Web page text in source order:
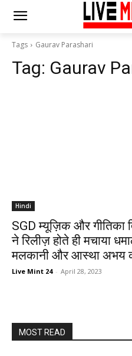
Tags Gaurav Parashari
Tag: Gaurav
Hindi
SGD म्यूज़िक और गीतिका
ने रिलीज़ होते ही मचाया
मलकानी और आस्था अभय
Live Mint 24 - April 28, 2023
MOST READ